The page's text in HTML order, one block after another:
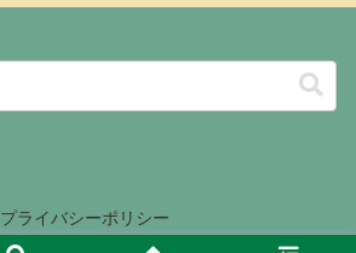
プライバシーポリシー